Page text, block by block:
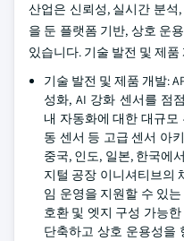
산업은 신뢰성, 실시간 분석
을 둔 플랫폼 기반, 상호 운
있습니다. 기술 발전 및 제품
기술 발전 및 제품 개발:
성화, AI 강화 센서를 점
내 자동화에 대한 대규모
동 센서 등 고급 센서 아
중국, 인도, 일본, 한국에
지털 공장 이니셔티브의
임 운영을 지원할 수 있
호환 및 엣지 구성 가능
단축하고 상호 운용성을